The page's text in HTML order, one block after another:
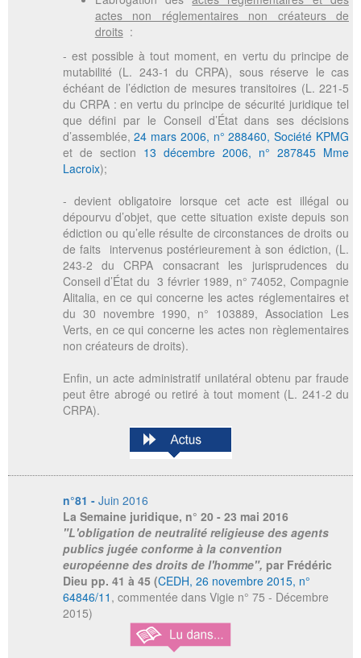
actes non réglementaires non créateurs de
droits:
- est possible à tout moment, en vertu du principe de
mutabilité (L. 243-1 du CRPA), sous réserve le cas
échéant de l’édiction de mesures transitoires (L. 221-5
du CRPA : en vertu du principe de sécurité juridique tel
que défini par le Conseil d’État dans ses décisions
d’assemblée, 24 mars 2006, n° 288460, Société KPMG
et de section 13 décembre 2006, n° 287845 Mme
Lacroix);
- devient obligatoire lorsque cet acte est illégal ou
dépourvu d’objet, que cette situation existe depuis son
édiction ou qu’elle résulte de circonstances de droits ou
de faits intervenus postérieurement à son édiction, (L.
243-2 du CRPA consacrant les jurisprudences du
Conseil d’État du 3 février 1989, n° 74052, Compagnie
Alitalia, en ce qui concerne les actes réglementaires et
du 30 novembre 1990, n° 103889, Association Les
Verts, en ce qui concerne les actes non règlementaires
non créateurs de droits).
Enfin, un acte administratif unilatéral obtenu par fraude
peut être abrogé ou retiré à tout moment (L. 241-2 du
CRPA).
n°81 - Juin 2016
La Semaine juridique, n° 20 - 23 mai 2016
"L'obligation de neutralité religieuse des agents
publics jugée conforme à la convention
européenne des droits de l'homme", par Frédéric
Dieu pp. 41 à 45 (CEDH, 26 novembre 2015, n°
64846/11 , commentée dans Vigie n° 75 - Décembre
2015)